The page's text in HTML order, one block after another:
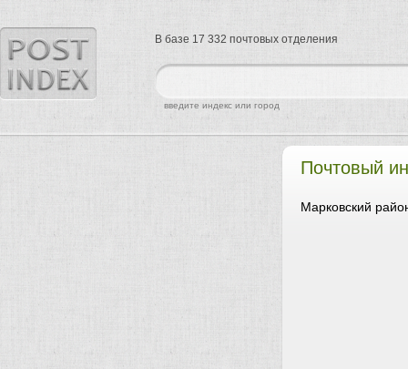
Почтовый
Марковский
найти
введите индекс или город
В базе 17 332 почтовых отделения